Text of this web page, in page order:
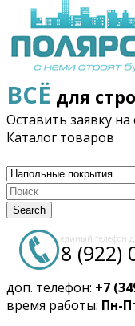
ВСЁ для
Оставить заявку
Каталог товаров
Search
единый телефон
8 (922)
доп. телефон: +7
время работы: Пн-